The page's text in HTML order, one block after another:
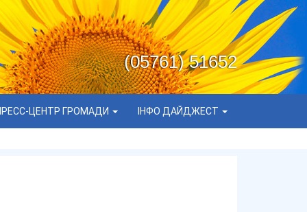
(05761) 51652
ЦЕНТР ГРОМАДИ ІНФО ДАЙДЖЕСТ